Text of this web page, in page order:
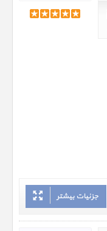
جزئیات بیشتر